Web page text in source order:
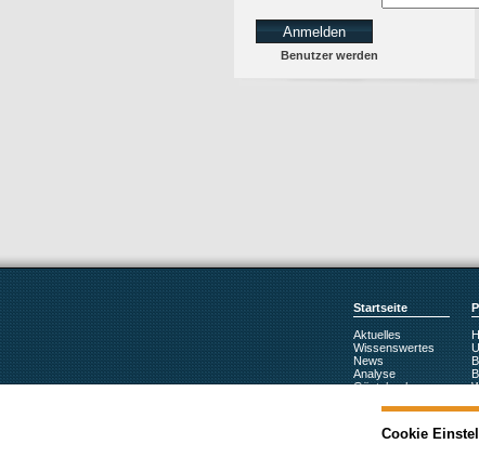
Benutzer werden
Startseite
Aktuelles
Wissenswertes
News
Analyse
Gästebuch
Angebotsanfragen
Dokumente
E-CardsCookie